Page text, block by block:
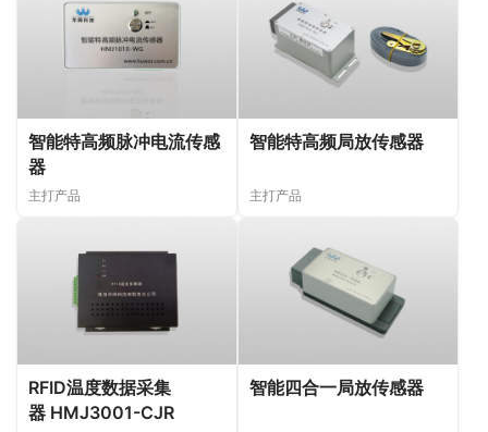
智能特高频脉冲电流传感
器
主打产品
智能特高频局放传感器
主打产品
RFID温度数据采集
器 HMJ3001-CJR
智能四合一局放传感器